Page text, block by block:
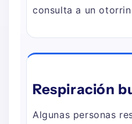
consulta a un
Respiración
Algunas personas